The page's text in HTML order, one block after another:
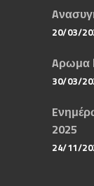
20/03/
Aρωμα
30/03/
2025
24/11/